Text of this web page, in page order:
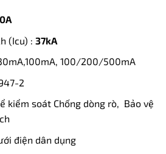
(Icu) : 37kA
100/200/500mA
2
kiểm soát Chống dòng rò, Bảo vệ
điện dân dụng